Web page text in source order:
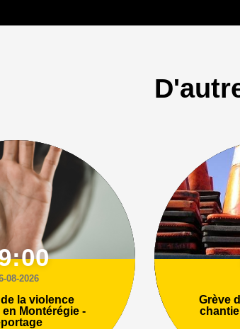
08-2026
la violence
Montérégie -
Grève